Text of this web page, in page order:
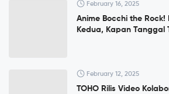
February 16, 2025
Anime Bocchi the
Kedua, Kapan Tanggal
February 12, 2025
TOHO Rilis Video